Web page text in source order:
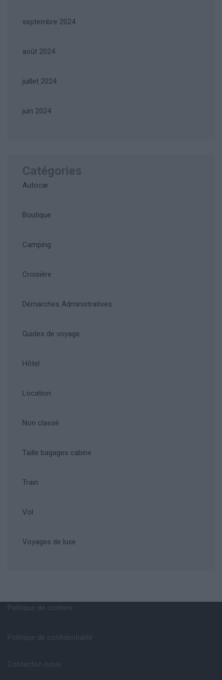
septembre 2024
août 2024
juillet 2024
juin 2024
Catégories
Autocar
Boutique
Camping
Croisière
Démarches Administratives
Guides de voyage
Hôtel
Location
Non classé
Taille bagages cabine
Train
Vol
Voyages de luxe